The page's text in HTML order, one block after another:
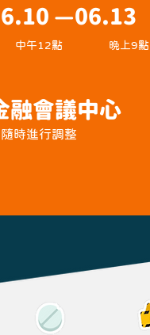
—06.13
中午12點 晚上9點
融會議中心
時進行調整